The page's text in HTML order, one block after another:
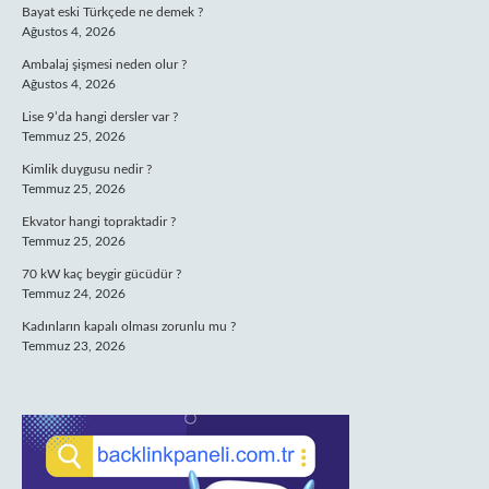
Bayat eski Türkçede ne demek ?
Ağustos 4, 2026
Ambalaj şişmesi neden olur ?
Ağustos 4, 2026
Lise 9’da hangi dersler var ?
Temmuz 25, 2026
Kimlik duygusu nedir ?
Temmuz 25, 2026
Ekvator hangi topraktadir ?
Temmuz 25, 2026
70 kW kaç beygir gücüdür ?
Temmuz 24, 2026
Kadınların kapalı olması zorunlu mu ?
Temmuz 23, 2026